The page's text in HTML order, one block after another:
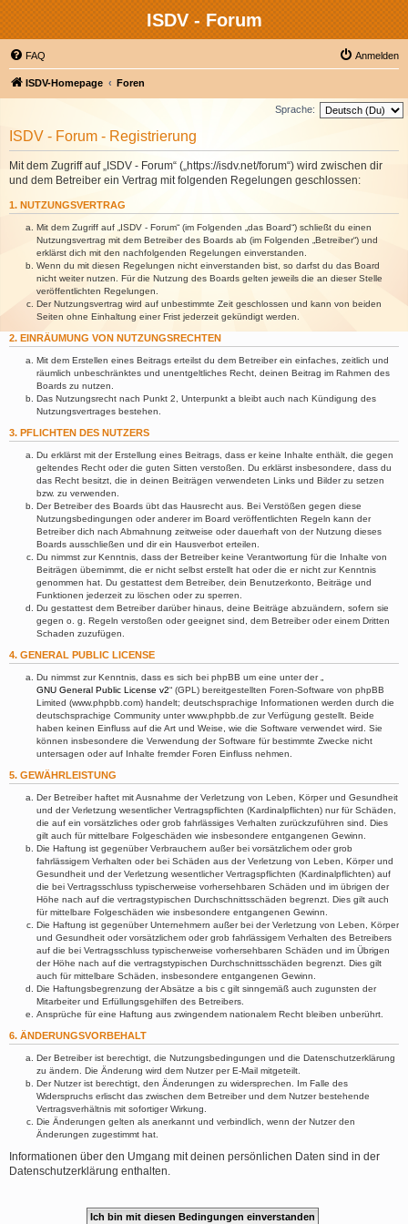
ISDV - Forum
FAQ Anmelden
ISDV-Homepage Foren
Sprache:
ISDV - Forum - Registrierung
Mit dem Zugriff auf „ISDV - Forum“ („https://isdv.net/forum“) wird zwischen dir
und dem Betreiber ein Vertrag mit folgenden Regelungen geschlossen:
1. NUTZUNGSVERTRAG
Mit dem Zugriff auf „ISDV - Forum“ (im Folgenden „das Board“) schließt du einen
Nutzungsvertrag mit dem Betreiber des Boards ab (im Folgenden „Betreiber“) und
erklärst dich mit den nachfolgenden Regelungen einverstanden.
Wenn du mit diesen Regelungen nicht einverstanden bist, so darfst du das Board
nicht weiter nutzen. Für die Nutzung des Boards gelten jeweils die an dieser Stelle
veröffentlichten Regelungen.
Der Nutzungsvertrag wird auf unbestimmte Zeit geschlossen und kann von beiden
Seiten ohne Einhaltung einer Frist jederzeit gekündigt werden.
2. EINRÄUMUNG VON NUTZUNGSRECHTEN
Mit dem Erstellen eines Beitrags erteilst du dem Betreiber ein einfaches, zeitlich und
räumlich unbeschränktes und unentgeltliches Recht, deinen Beitrag im Rahmen des
Boards zu nutzen.
Das Nutzungsrecht nach Punkt 2, Unterpunkt a bleibt auch nach Kündigung des
Nutzungsvertrages bestehen.
3. PFLICHTEN DES NUTZERS
Du erklärst mit der Erstellung eines Beitrags, dass er keine Inhalte enthält, die gegen
geltendes Recht oder die guten Sitten verstoßen. Du erklärst insbesondere, dass du
das Recht besitzt, die in deinen Beiträgen verwendeten Links und Bilder zu setzen
bzw. zu verwenden.
Der Betreiber des Boards übt das Hausrecht aus. Bei Verstößen gegen diese
Nutzungsbedingungen oder anderer im Board veröffentlichten Regeln kann der
Betreiber dich nach Abmahnung zeitweise oder dauerhaft von der Nutzung dieses
Boards ausschließen und dir ein Hausverbot erteilen.
Du nimmst zur Kenntnis, dass der Betreiber keine Verantwortung für die Inhalte von
Beiträgen übernimmt, die er nicht selbst erstellt hat oder die er nicht zur Kenntnis
genommen hat. Du gestattest dem Betreiber, dein Benutzerkonto, Beiträge und
Funktionen jederzeit zu löschen oder zu sperren.
Du gestattest dem Betreiber darüber hinaus, deine Beiträge abzuändern, sofern sie
gegen o. g. Regeln verstoßen oder geeignet sind, dem Betreiber oder einem Dritten
Schaden zuzufügen.
4. GENERAL PUBLIC LICENSE
Du nimmst zur Kenntnis, dass es sich bei phpBB um eine unter der „
GNU General Public License v2“ (GPL) bereitgestellten Foren-Software von phpBB
Limited (www.phpbb.com) handelt; deutschsprachige Informationen werden durch die
deutschsprachige Community unter www.phpbb.de zur Verfügung gestellt. Beide
haben keinen Einfluss auf die Art und Weise, wie die Software verwendet wird. Sie
können insbesondere die Verwendung der Software für bestimmte Zwecke nicht
untersagen oder auf Inhalte fremder Foren Einfluss nehmen.
5. GEWÄHRLEISTUNG
Der Betreiber haftet mit Ausnahme der Verletzung von Leben, Körper und Gesundheit
und der Verletzung wesentlicher Vertragspflichten (Kardinalpflichten) nur für Schäden,
die auf ein vorsätzliches oder grob fahrlässiges Verhalten zurückzuführen sind. Dies
gilt auch für mittelbare Folgeschäden wie insbesondere entgangenen Gewinn.
Die Haftung ist gegenüber Verbrauchern außer bei vorsätzlichem oder grob
fahrlässigem Verhalten oder bei Schäden aus der Verletzung von Leben, Körper und
Gesundheit und der Verletzung wesentlicher Vertragspflichten (Kardinalpflichten) auf
die bei Vertragsschluss typischerweise vorhersehbaren Schäden und im übrigen der
Höhe nach auf die vertragstypischen Durchschnittsschäden begrenzt. Dies gilt auch
für mittelbare Folgeschäden wie insbesondere entgangenen Gewinn.
Die Haftung ist gegenüber Unternehmern außer bei der Verletzung von Leben, Körper
und Gesundheit oder vorsätzlichem oder grob fahrlässigem Verhalten des Betreibers
auf die bei Vertragsschluss typischerweise vorhersehbaren Schäden und im Übrigen
der Höhe nach auf die vertragstypischen Durchschnittsschäden begrenzt. Dies gilt
auch für mittelbare Schäden, insbesondere entgangenen Gewinn.
Die Haftungsbegrenzung der Absätze a bis c gilt sinngemäß auch zugunsten der
Mitarbeiter und Erfüllungsgehilfen des Betreibers.
Ansprüche für eine Haftung aus zwingendem nationalem Recht bleiben unberührt.
6. ÄNDERUNGSVORBEHALT
Der Betreiber ist berechtigt, die Nutzungsbedingungen und die Datenschutzerklärung
zu ändern. Die Änderung wird dem Nutzer per E-Mail mitgeteilt.
Der Nutzer ist berechtigt, den Änderungen zu widersprechen. Im Falle des
Widerspruchs erlischt das zwischen dem Betreiber und dem Nutzer bestehende
Vertragsverhältnis mit sofortiger Wirkung.
Die Änderungen gelten als anerkannt und verbindlich, wenn der Nutzer den
Änderungen zugestimmt hat.
Informationen über den Umgang mit deinen persönlichen Daten sind in der
Datenschutzerklärung enthalten.